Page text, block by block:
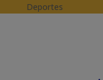
Skip to content
Deportes